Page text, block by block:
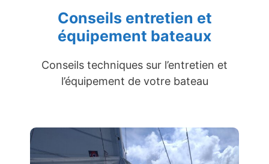
Conseils entretien et
équipement bateaux
Conseils techniques sur l’entretien et
l’équipement de votre bateau